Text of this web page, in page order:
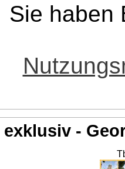
Sie haben
exklusiv -